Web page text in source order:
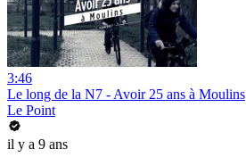
3:46
Le long de la N7 - Avoir 25 ans à Moulins
Le Point
il y a 9 ans